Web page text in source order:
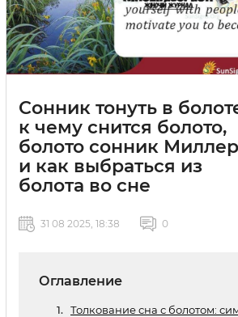
Сонник тонуть в
к чему снится болото,
болото сонник
и как выбраться из
болота во сне
31 08 2025, 18:38 0
Оглавление
Толкование сна с болотом: